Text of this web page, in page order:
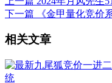
下一篇
《金甲量化竞价
相关文章